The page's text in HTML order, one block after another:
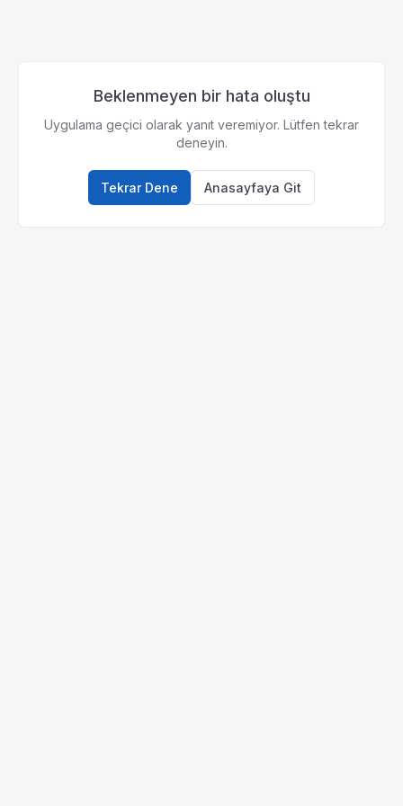
Beklenmeyen bir hata oluştu
Uygulama geçici olarak yanıt veremiyor. Lütfen tekrar
deneyin.
Tekrar Dene Anasayfaya Git